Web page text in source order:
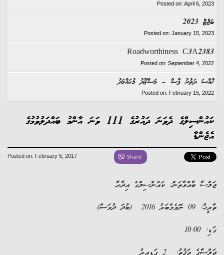
Posted on: April 6,
Posted on: January 15,
Roadworthiness
Posted on: September 4,
ދަތުރު ފާސް – މަސްޢޫދު މުޙައްމަދު
Posted on: February 15,
ކައުންސިލްގެ ދެވަނަ ދައުރުގެ 111 ވަނަ އާންމު ބައްދަލުވުމުގެ
Posted on: February 5, 2017
ބާއްވާތަން: ކައުންސިލްގެ އިދާރާ
(ބުދަ ދުވަސް)